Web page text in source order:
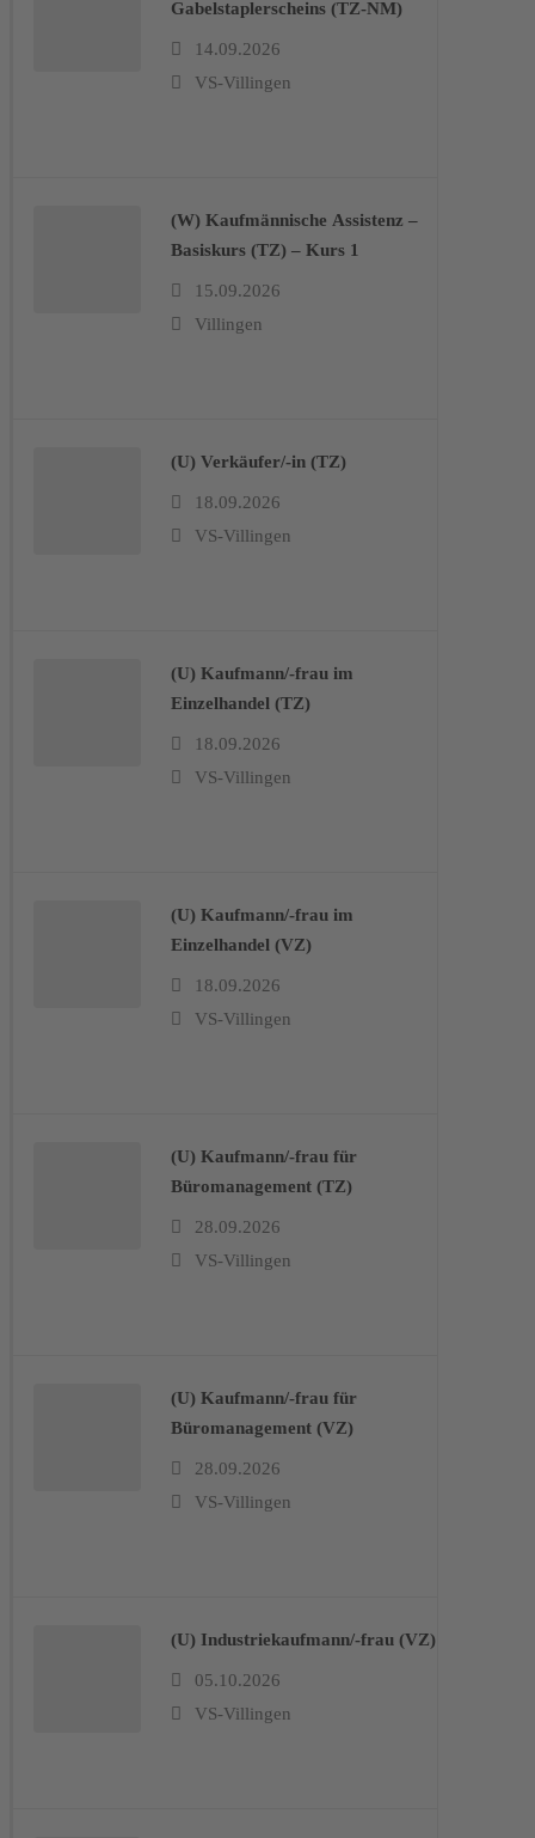
Gabelstaplerscheins (TZ-NM)
14.09.2026
VS-Villingen
(W) Kaufmännische Assistenz –
Basiskurs (TZ) – Kurs 1
15.09.2026
Villingen
(U) Verkäufer/-in (TZ)
18.09.2026
VS-Villingen
(U) Kaufmann/-frau im
Einzelhandel (TZ)
18.09.2026
VS-Villingen
(U) Kaufmann/-frau im
Einzelhandel (VZ)
18.09.2026
VS-Villingen
(U) Kaufmann/-frau für
Büromanagement (TZ)
28.09.2026
VS-Villingen
(U) Kaufmann/-frau für
Büromanagement (VZ)
28.09.2026
VS-Villingen
(U) Industriekaufmann/-frau (VZ)
05.10.2026
VS-Villingen